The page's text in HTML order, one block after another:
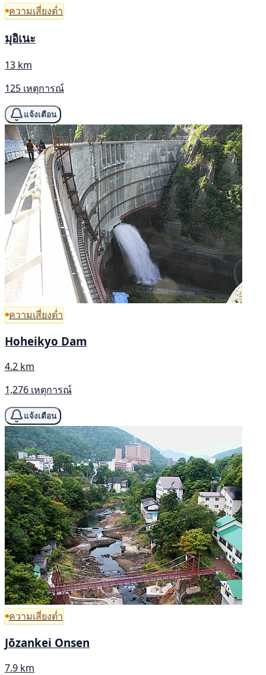
ความเสี่ยงต่ำ
มุอิเนะ
13 km
125 เหตุการณ์
แจ้งเตือน
ความเสี่ยงต่ำ
Hoheikyo Dam
4.2 km
1,276 เหตุการณ์
แจ้งเตือน
ความเสี่ยงต่ำ
Jōzankei Onsen
7.9 km